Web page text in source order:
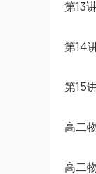
第13
第14
第15
高二
高二